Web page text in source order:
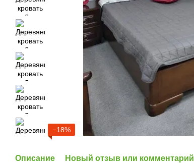
−18%
Описание Новый отзыв или комментарий